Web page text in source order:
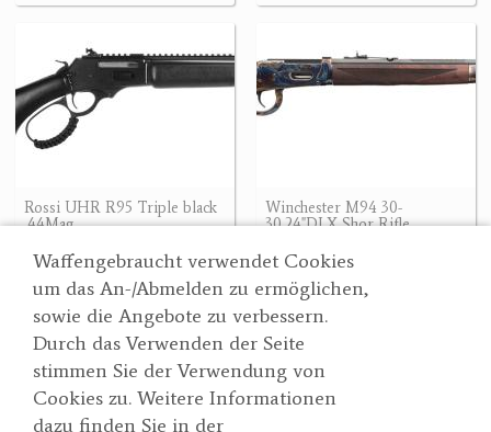
Waffengebraucht verwendet Cookies
um das An-/Abmelden zu ermöglichen,
sowie die Angebote zu verbessern.
Durch das Verwenden der Seite
stimmen Sie der Verwendung von
Cookies zu. Weitere Informationen
dazu finden Sie in der
Rossi UHR R95 Triple black
.44Mag.
1310 €
Winchester M94 30-
30.24"DLX Shor Rifle
2422.50 €
Suche
Partner
AGBs
Wertgarner 1820
Jagd & SporthandelsgmbH
Dr. Karl-Renner-Straße 48